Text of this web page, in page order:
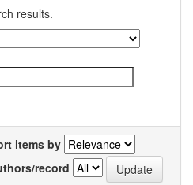
results.
items by
record